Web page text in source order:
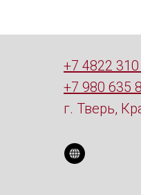
+7 4822
+7 980 635
г. Тверь,